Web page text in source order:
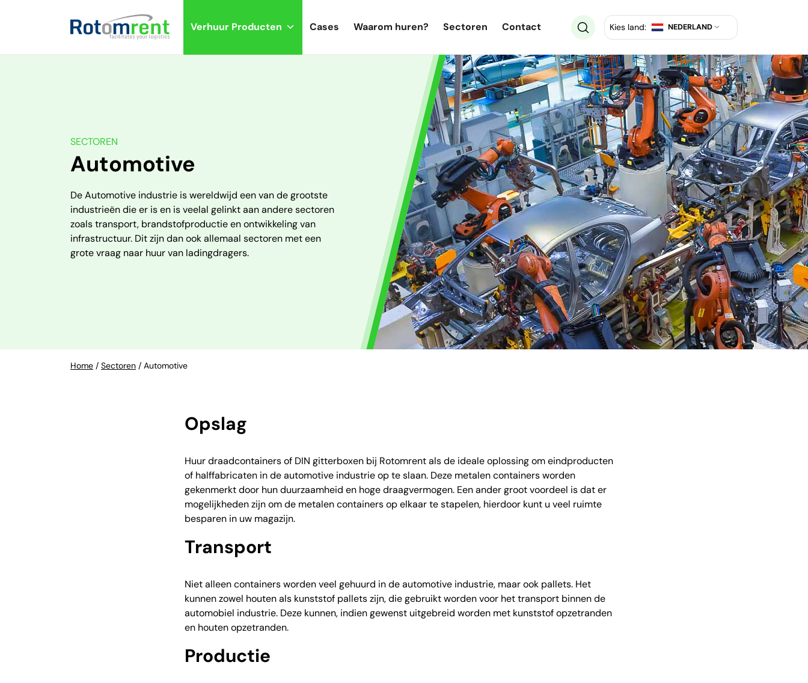
Verhuur Producten Cases Waarom huren? Sectoren Contact Kies land: NEDERLAND
SECTOREN
Automotive
De Automotive industrie is wereldwijd een van de grootste
industrieën die er is en is veelal gelinkt aan andere sectoren
zoals transport, brandstofproductie en ontwikkeling van
infrastructuur. Dit zijn dan ook allemaal sectoren met een
grote vraag naar huur van ladingdragers.
Home / Sectoren / Automotive
Opslag
Huur draadcontainers of DIN gitterboxen bij Rotomrent als de ideale oplossing om eindproducten
of halffabricaten in de automotive industrie op te slaan. Deze metalen containers worden
gekenmerkt door hun duurzaamheid en hoge draagvermogen. Een ander groot voordeel is dat er
mogelijkheden zijn om de metalen containers op elkaar te stapelen, hierdoor kunt u veel ruimte
besparen in uw magazijn.
Transport
Niet alleen containers worden veel gehuurd in de automotive industrie, maar ook pallets. Het
kunnen zowel houten als kunststof pallets zijn, die gebruikt worden voor het transport binnen de
automobiel industrie. Deze kunnen, indien gewenst uitgebreid worden met kunststof opzetranden
en houten opzetranden.
Productie